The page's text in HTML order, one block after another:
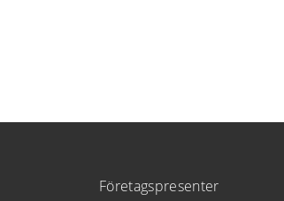
Företagspresenter